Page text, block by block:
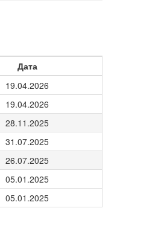
Дата
19.04.2026
19.04.2026
28.11.2025
31.07.2025
26.07.2025
05.01.2025
05.01.2025